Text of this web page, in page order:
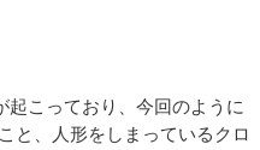
こっており、今回のように
と、人形をしまっているクロ